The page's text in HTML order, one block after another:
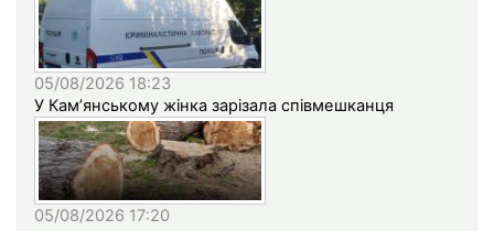
05/08/2026 18:23
У Кам’янському жінка зарізала співмешканця
05/08/2026 17:20